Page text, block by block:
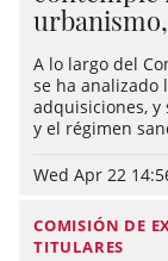
A lo largo del
se ha analizado
adquisiciones,
y el régimen
Wed Apr 22
COMISIÓN DE
TITULARES